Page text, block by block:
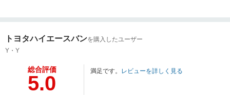
度は本当にありがとうございました！！！
トヨタハイエースバンを購入したユーザー
Y・Y
総合評価
5.0
満足です。 レビューを詳しく見る